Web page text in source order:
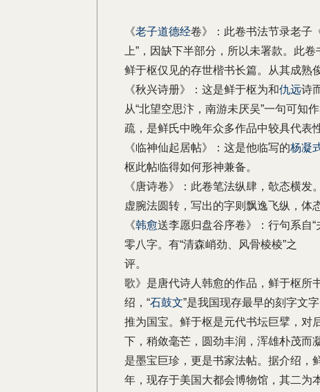
《老子道德经卷》：此卷书法节录老子
上”，因缺下半部分，所以未署款。此
鲜于枢仅见的存世楷书长篇。从其成熟
《秋兴诗册》：这是鲜于枢为和仇远诗
从“北望空思汴，南游未厌吴”一句可知
疏，是鲜氏中晚年众多作品中较具代表
《临神仙起居帖》：这是他临写的杨凝
枢此帖临得如何形神兼备。
《唐诗卷》：此卷笔法纵肆，欹态横
虚腕法圆转，写出的字则飘逸飞纵，体
《韩愈送李愿归盘谷序卷》：行句系自
零八字。有“清森峭劲、风骨棱棱”之
评。
歌》是唐代诗人韩愈的作品，鲜于枢所
绍，“石鼓文”是我国现存最早的刻字文
推为国宝。鲜于枢是元代书坛巨擘，对
下，稍敛毫芒，圆劲丰润，浑雄朴茂而
是墨宝巨珍，更是书家法帖。据介绍，
年，现存于美国大都会博物馆，其二为